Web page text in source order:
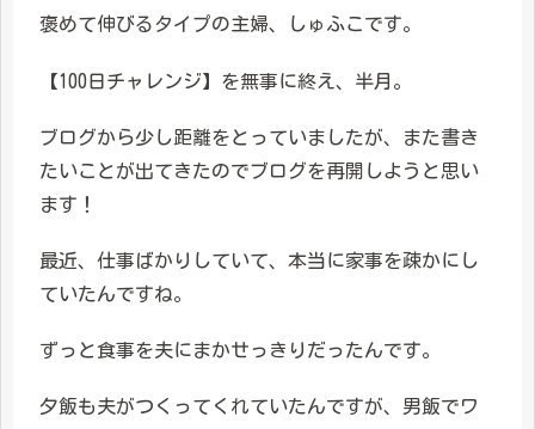
褒めて伸びるタイプの主婦、しゅふこです。
【100日チャレンジ】を無事に終え、半月。
ブログから少し距離をとっていましたが、また書き
たいことが出てきたのでブログを再開しようと思い
ます！
最近、仕事ばかりしていて、本当に家事を疎かにし
ていたんですね。
ずっと食事を夫にまかせっきりだったんです。
夕飯も夫がつくってくれていたんですが、男飯でワ